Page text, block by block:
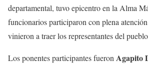
departamental, tuvo epicentro en la Alma
funcionarios participaron con plena
vinieron a traer los representantes del
Los ponentes participantes fueron Agapito